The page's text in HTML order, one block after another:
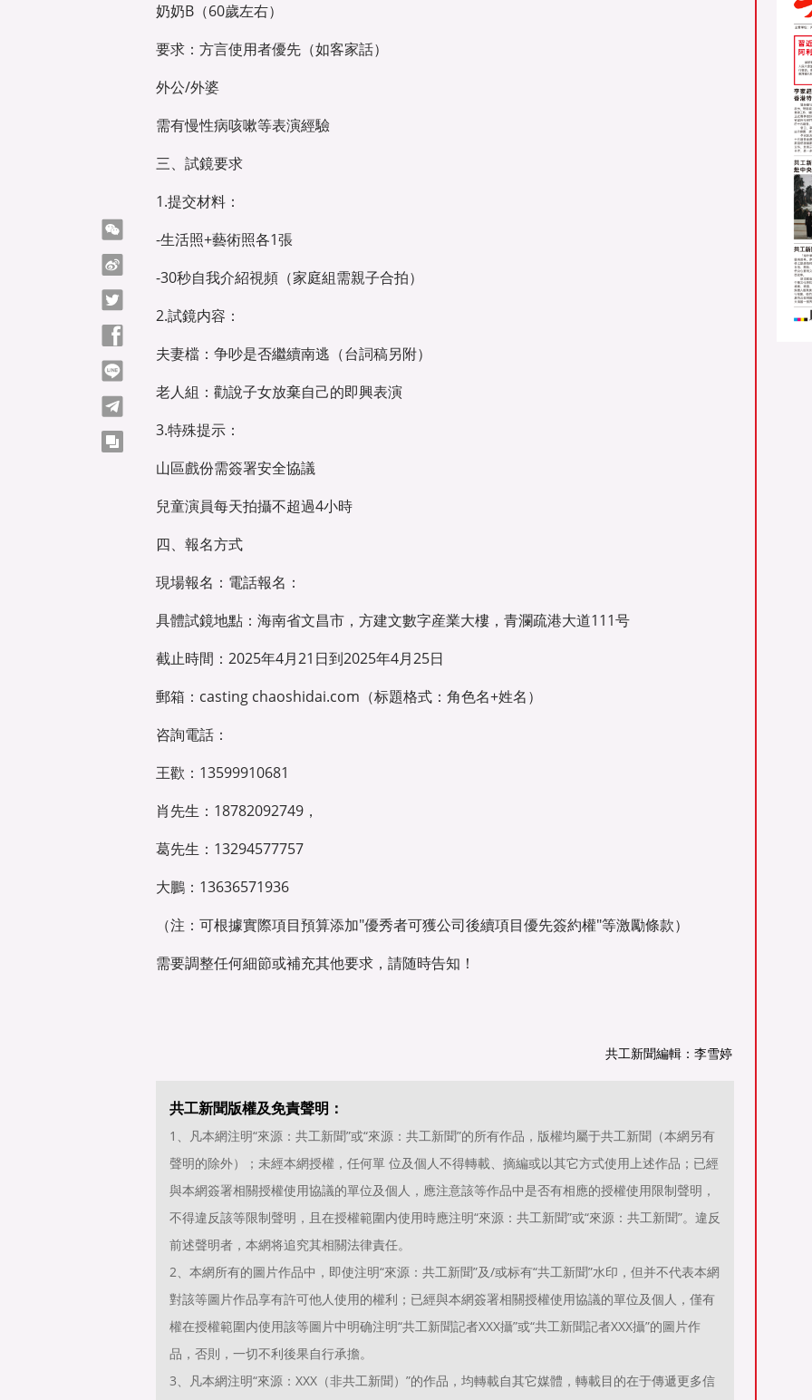
奶奶B（60歲左右）
要求：方言使用者優先（如客家話）
外公/外婆
需有慢性病咳嗽等表演經驗
三、試鏡要求
1.提交材料：
-生活照+藝術照各1張
-30秒自我介紹視頻（家庭組需親子合拍）
2.試鏡内容：
夫妻檔：争吵是否繼續南逃（台詞稿另附）
老人組：勸說子女放棄自己的即興表演
3.特殊提示：
山區戲份需簽署安全協議
兒童演員每天拍攝不超過4小時
四、報名方式
現場報名：電話報名：
具體試鏡地點：海南省文昌市，方建文數字産業大樓，青瀾疏港大道111号
截止時間：2025年4月21日到2025年4月25日
郵箱：casting chaoshidai.com（标題格式：角色名+姓名）
咨詢電話：
王歡：13599910681
肖先生：18782092749，
葛先生：13294577757
大鵬：13636571936
（注：可根據實際項目預算添加"優秀者可獲公司後續項目優先簽約權"等激勵條款）
需要調整任何細節或補充其他要求，請随時告知！
共工新聞編輯：李雪婷
共工新聞版權及免責聲明：
1、凡本網注明“來源：共工新聞”或“來源：共工新聞”的所有作品，版權均屬于共工新聞（本網另有
聲明的除外）；未經本網授權，任何單 位及個人不得轉載、摘編或以其它方式使用上述作品；已經
與本網簽署相關授權使用協議的單位及個人，應注意該等作品中是否有相應的授權使用限制聲明，
不得違反該等限制聲明，且在授權範圍内使用時應注明“來源：共工新聞”或“來源：共工新聞”。違反
前述聲明者，本網将追究其相關法律責任。
2、本網所有的圖片作品中，即使注明“來源：共工新聞”及/或标有“共工新聞”水印，但并不代表本網
對該等圖片作品享有許可他人使用的權利；已經與本網簽署相關授權使用協議的單位及個人，僅有
權在授權範圍内使用該等圖片中明确注明“共工新聞記者XXX攝”或“共工新聞記者XXX攝”的圖片作
品，否則，一切不利後果自行承擔。
3、凡本網注明“來源：XXX（非共工新聞）”的作品，均轉載自其它媒體，轉載目的在于傳遞更多信